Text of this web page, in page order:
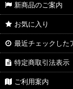
ぶたまん
ウマ麺
新商品のご案内
お気に入り
最近チェックした
特定商取引法表示
ご利用案内